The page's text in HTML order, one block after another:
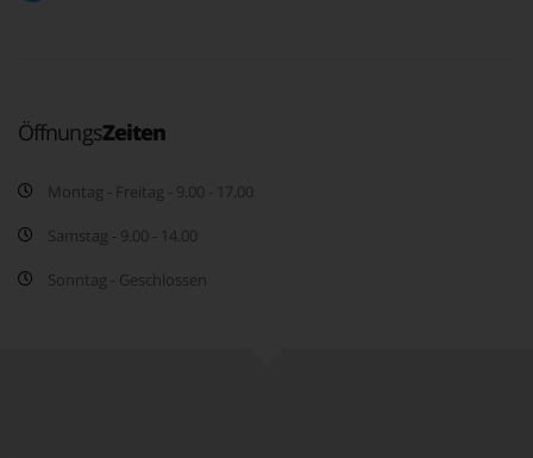
ÖffnungsZeiten
Montag - Freitag - 9.00 - 17.00
Samstag - 9.00 - 14.00
Sonntag - Geschlossen